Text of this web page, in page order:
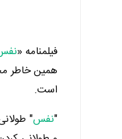
فیلمنامه «
همین خاطر
است.
"نفس"